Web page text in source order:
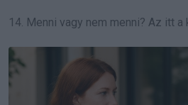
14. Menni vagy nem menni? Az itt a